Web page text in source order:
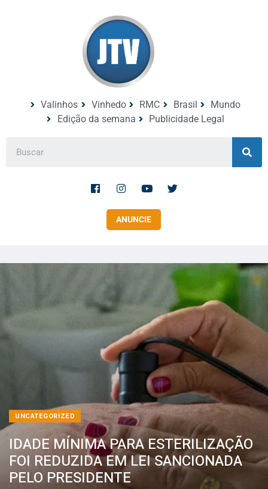
Valinhos Vinhedo RMC Brasil
Mundo
Edição da semana
Publicidade Legal
ANUNCIE
UNCATEGORIZED
IDADE MÍNIMA PARA ESTERILIZAÇÃO
FOI REDUZIDA EM LEI SANCIONADA
PELO PRESIDENTE